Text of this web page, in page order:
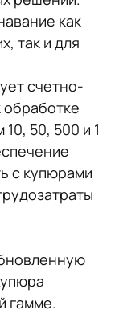
как
так и для
счетно-
50, 500 и 1
с купюрами
гамме.